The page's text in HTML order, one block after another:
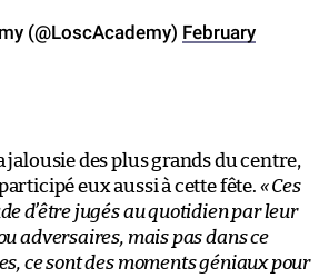
(@LoscAcademy) February
jalousie des plus grands du centre,
eux aussi à cette fête. « Ces
d’être jugés au quotidien par leur
adversaires, mais pas dans ce
ce sont des moments géniaux pour